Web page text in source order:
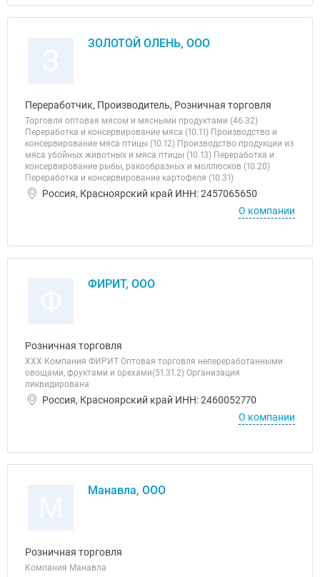
ЗОЛОТОЙ ОЛЕНЬ, ООО
Переработчик, Производитель, Розничная торговля
Торговля оптовая мясом и мясными продуктами (46.32)
Переработка и консервирование мяса (10.11) Производство и
консервирование мяса птицы (10.12) Производство продукции из
мяса убойных животных и мяса птицы (10.13) Переработка и
консервирование рыбы, ракообразных и моллюсков (10.20)
Переработка и консервирование картофеля (10.31)
Россия, Красноярский край ИНН: 2457065650
О компании
ФИРИТ, ООО
Розничная торговля
ХХХ Компания ФИРИТ Оптовая торговля непереработанными
овощами, фруктами и орехами(51.31.2) Организация
ликвидирована
Россия, Красноярский край ИНН: 2460052770
О компании
Манавла, ООО
Розничная торговля
Компания Манавла